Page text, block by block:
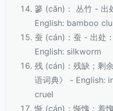
篸 (cǎn)： 丛竹 - 出
English: bamboo
蚕 (cán)：蚕 - 出处
English: silkworm
残 (cán)：残缺；剩
语词典》 - English:
cruel
惭 (cán)：惭愧；羞